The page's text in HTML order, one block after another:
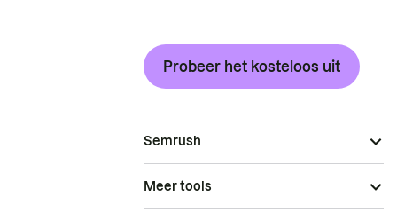
Probeer het kosteloos uit
Semrush
Meer tools